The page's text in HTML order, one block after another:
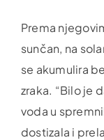
Prema
sunčan, na
se akumulira
zraka. “Bilo je
voda u
dostizala i